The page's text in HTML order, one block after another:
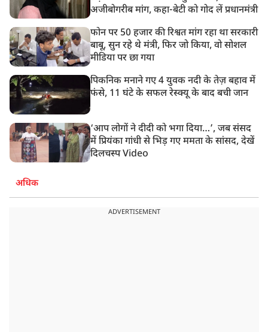
अजीबोगरीब मांग, कहा-बेटी को गोद लें प्रधानमंत्री
फोन पर 50 हजार की रिश्वत मांग रहा था सरकारी
बाबू, सुन रहे थे मंत्री, फिर जो किया, वो सोशल
मीडिया पर छा गया
पिकनिक मनाने गए 4 युवक नदी के तेज़ बहाव में
फंसे, 11 घंटे के सफल रेस्क्यू के बाद बची जान
‘आप लोगों ने दीदी को भगा दिया…’, जब संसद
में प्रियंका गांधी से भिड़ गए ममता के सांसद, देखें
दिलचस्प Video
अधिक
ADVERTISEMENT